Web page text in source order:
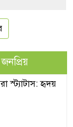
জনপ্রিয়
স্ট্যাটাস: হৃদয়